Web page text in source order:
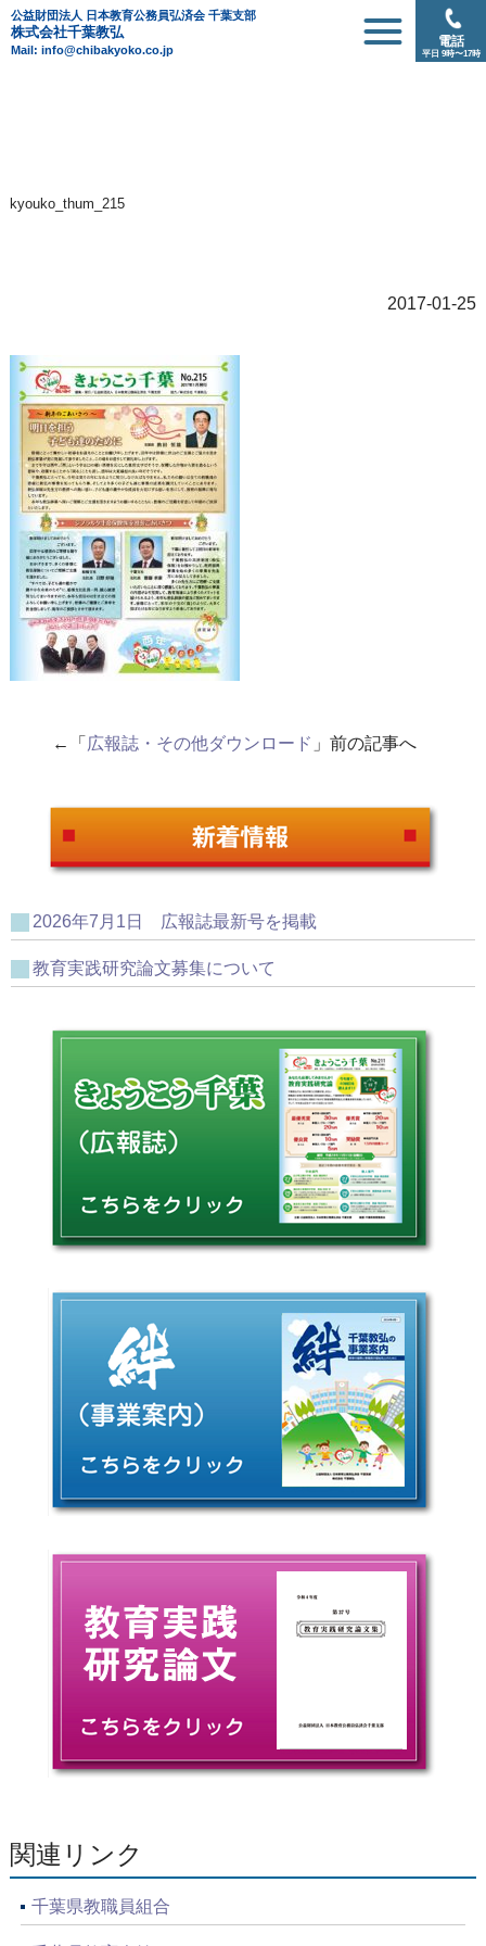
公益財団法人 日本教育公務員弘済会 千葉支部
株式会社千葉教弘
Mail: info@chibakyoko.co.jp
電話
平日 9時〜17時
kyouko_thum_215
2017-01-25
←「 広報誌・その他ダウンロード 」前の記事へ
2026年7月1日 広報誌最新号を掲載
教育実践研究論文募集について
関連リンク
千葉県教職員組合